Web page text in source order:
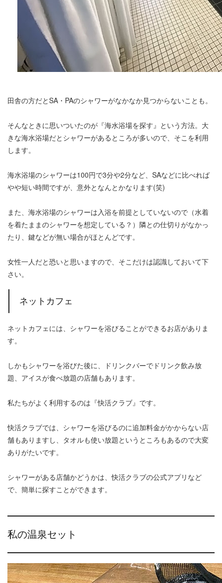
田舎の方だとSA・PAのシャワーがなかなか見つからないことも。
そんなときに思いついたのが『海水浴場を探す』という方法。大
きな海水浴場だとシャワーがあるところが多いので、そこを利用
します。
海水浴場のシャワーは100円で3分や2分など、SAなどに比べれば
やや短い時間ですが、意外となんとかなります(笑)
また、海水浴場のシャワーは入浴を前提としていないので（水着
を着たままのシャワーを想定している？）隣との仕切りがなかっ
たり、鍵などが無い場合がほとんどです。
女性一人だと恐いと思いますので、そこだけは認識しておいて下
さい。
ネットカフェ
ネットカフェには、シャワーを浴びることができるお店がありま
す。
しかもシャワーを浴びた後に、ドリンクバーでドリンク飲み放
題、アイスが食べ放題の店舗もあります。
私たちがよく利用するのは『快活クラブ』です。
快活クラブでは、シャワーを浴びるのに追加料金がかからない店
舗もありますし、タオルも使い放題というところもあるので大変
ありがたいです。
シャワーがある店舗かどうかは、快活クラブの公式アプリなど
で、簡単に探すことができます。
私の温泉セット